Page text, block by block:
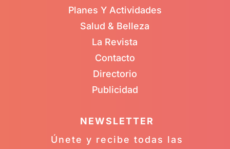
Planes Y Actividades
Salud & Belleza
La Revista
Contacto
Directorio
Publicidad
NEWSLETTER
Únete y recibe todas las